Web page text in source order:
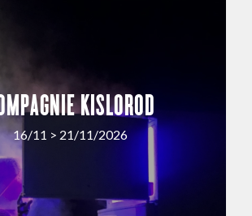
KISLOROD
16/11 > 21/11/2026